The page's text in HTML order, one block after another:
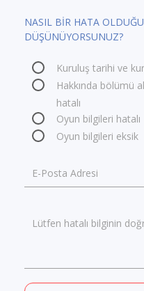
NASIL BİR HATA
DÜŞÜNÜYORSUNUZ?
Kuruluş tarihi ve
Hakkında bölümü
hatalı
Oyun bilgileri hatalı
Oyun bilgileri eksik
E-Posta Adresi
Lütfen hatalı bilginin